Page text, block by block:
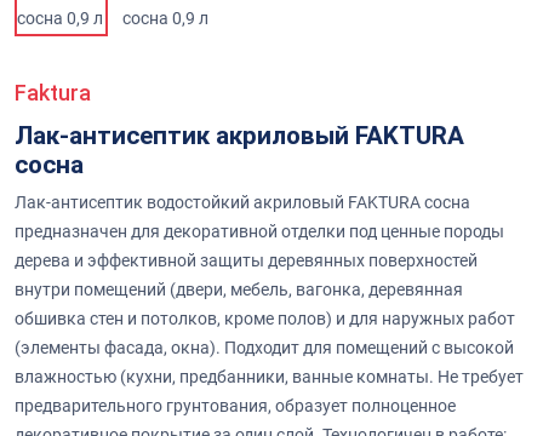
Faktura
Лак-антисептик акриловый FAKTURA
сосна
Лак-антисептик водостойкий акриловый FAKTURA сосна
предназначен для декоративной отделки под ценные породы
дерева и эффективной защиты деревянных поверхностей
внутри помещений (двери, мебель, вагонка, деревянная
обшивка стен и потолков, кроме полов) и для наружных работ
(элементы фасада, окна). Подходит для помещений с высокой
влажностью (кухни, предбанники, ванные комнаты. Не требует
предварительного грунтования, образует полноценное